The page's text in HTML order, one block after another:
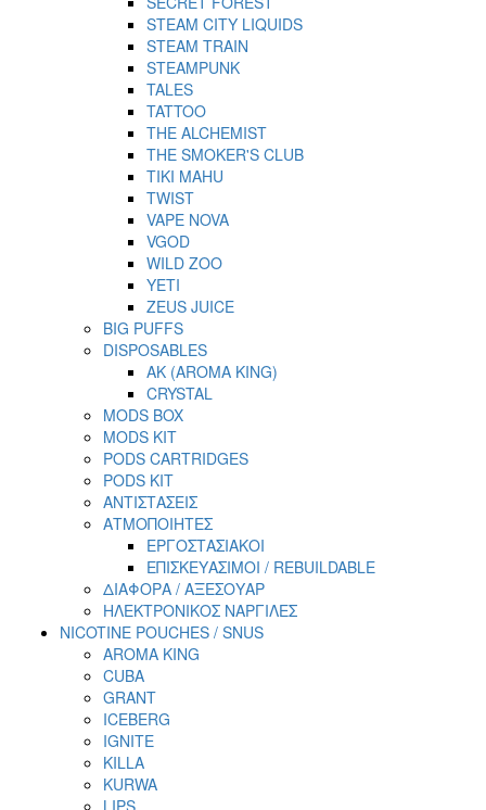
STEAM CITY LIQUIDS
STEAM TRAIN
STEAMPUNK
TALES
TATTOO
THE ALCHEMIST
THE SMOKER'S CLUB
TIKI MAHU
TWIST
VAPE NOVA
VGOD
WILD ZOO
YETI
ZEUS JUICE
BIG PUFFS
DISPOSABLES
AK (AROMA KING)
CRYSTAL
MODS BOX
MODS KIT
PODS CARTRIDGES
PODS KIT
ΑΝΤΙΣΤΑΣΕΙΣ
ΑΤΜΟΠΟΙΗΤΕΣ
ΕΡΓΟΣΤΑΣΙΑΚΟΙ
ΕΠΙΣΚΕΥΑΣΙΜΟΙ / REBUILDABLE
ΔΙΑΦΟΡΑ / ΑΞΕΣΟΥΑΡ
ΗΛΕΚΤΡΟΝΙΚΟΣ ΝΑΡΓΙΛΕΣ
NICOTINE POUCHES / SNUS
AROMA KING
CUBA
GRANT
ICEBERG
IGNITE
KILLA
KURWA
LIPS